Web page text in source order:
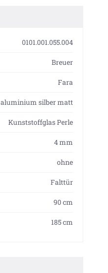
0101.001.055.004
Breuer
Fara
aluminium silber matt
Kunststoffglas Perle
4 mm
ohne
Falttür
90 cm
185 cm